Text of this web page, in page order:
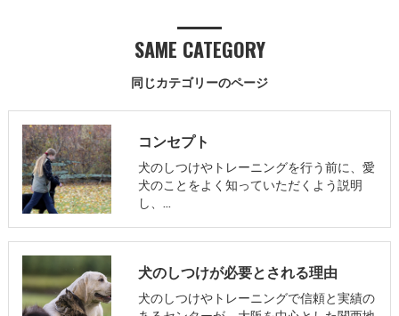
同じカテゴリーのページ
SAME CATEGORY
コンセプト
犬のしつけやトレーニングを行う前に、愛
犬のことをよく知っていただくよう説明
し、…
犬のしつけが必要とされる理由
犬のしつけやトレーニングで信頼と実績の